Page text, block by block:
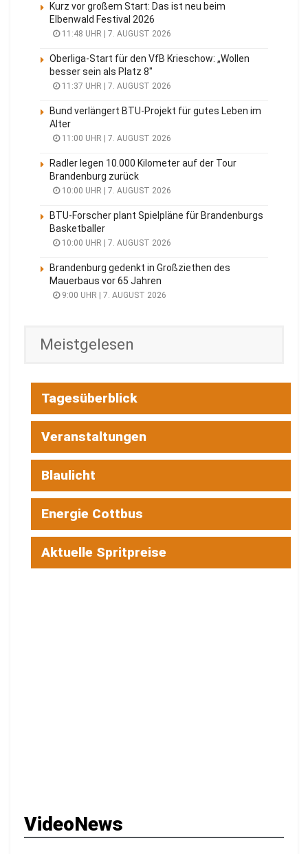
Kurz vor großem Start: Das ist neu beim
Elbenwald Festival 2026
11:48 UHR | 7. AUGUST 2026
Oberliga-Start für den VfB Krieschow: „Wollen
besser sein als Platz 8″
11:37 UHR | 7. AUGUST 2026
Bund verlängert BTU-Projekt für gutes Leben im
Alter
11:00 UHR | 7. AUGUST 2026
Radler legen 10.000 Kilometer auf der Tour
Brandenburg zurück
10:00 UHR | 7. AUGUST 2026
BTU-Forscher plant Spielpläne für Brandenburgs
Basketballer
10:00 UHR | 7. AUGUST 2026
Brandenburg gedenkt in Großziethen des
Mauerbaus vor 65 Jahren
9:00 UHR | 7. AUGUST 2026
Meistgelesen
Tagesüberblick
Veranstaltungen
Blaulicht
Energie Cottbus
Aktuelle Spritpreise
VideoNews